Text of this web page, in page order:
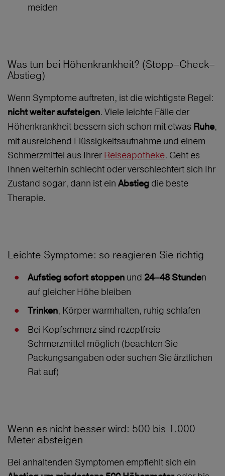
meiden
Was tun bei Höhenkrankheit? (Stopp–Check–
Abstieg)
Wenn Symptome auftreten, ist die wichtigste Regel:
nicht weiter aufsteigen. Viele leichte Fälle der
Höhenkrankheit bessern sich schon mit etwas Ruhe,
mit ausreichend Flüssigkeitsaufnahme und einem
Schmerzmittel aus Ihrer Reiseapotheke. Geht es
Ihnen weiterhin schlecht oder verschlechtert sich Ihr
Zustand sogar, dann ist ein Abstieg die beste
Therapie.
Leichte Symptome: so reagieren Sie richtig
Aufstieg sofort stoppen und 24–48 Stunden
auf gleicher Höhe bleiben
Trinken, Körper warmhalten, ruhig schlafen
Bei Kopfschmerz sind rezeptfreie
Schmerzmittel möglich (beachten Sie
Packungsangaben oder suchen Sie ärztlichen
Rat auf)
Wenn es nicht besser wird: 500 bis 1.000
Meter absteigen
Bei anhaltenden Symptomen empfiehlt sich ein